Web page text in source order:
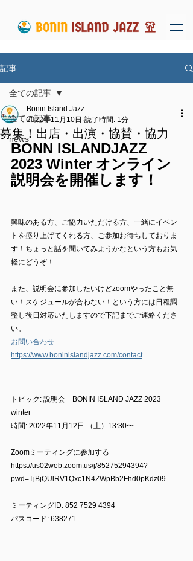
記事
全ての記事
news
全ての記事
募集！出店・出演・協賛・協力
Bonin Island Jazz
2022年11月10日 読了時間: 1分
BONN ISLANDJAZZ
2023 Winter オンライン
説明会を開催します！
興味のある方、ご協力いただける方、一緒にイベン
トを盛り上げてくれる方、ご参加お待ちしておりま
す！ちょっと話を聞いてみようかなという方もお気
軽にどうぞ！
また、説明会に参加したいけどzoomやったこと無
い！スケジュールが合わない！という方には日程調
整し後日対応いたしますので下記までご連絡くださ
い。
お問い合わせ
https://www.boninislandjazz.com/contact
トピック: 説明会　BONIN ISLAND JAZZ 2023
winter
時間: 2022年11月12日 （土）13:30〜
Zoomミーティングに参加する
https://us02web.zoom.us/j/85275294394?
pwd=TjBjQUlRV1Qxc1N4ZWpBb2Fhd0pKdz09
ミーティングID: 852 7529 4394
パスコード: 638271